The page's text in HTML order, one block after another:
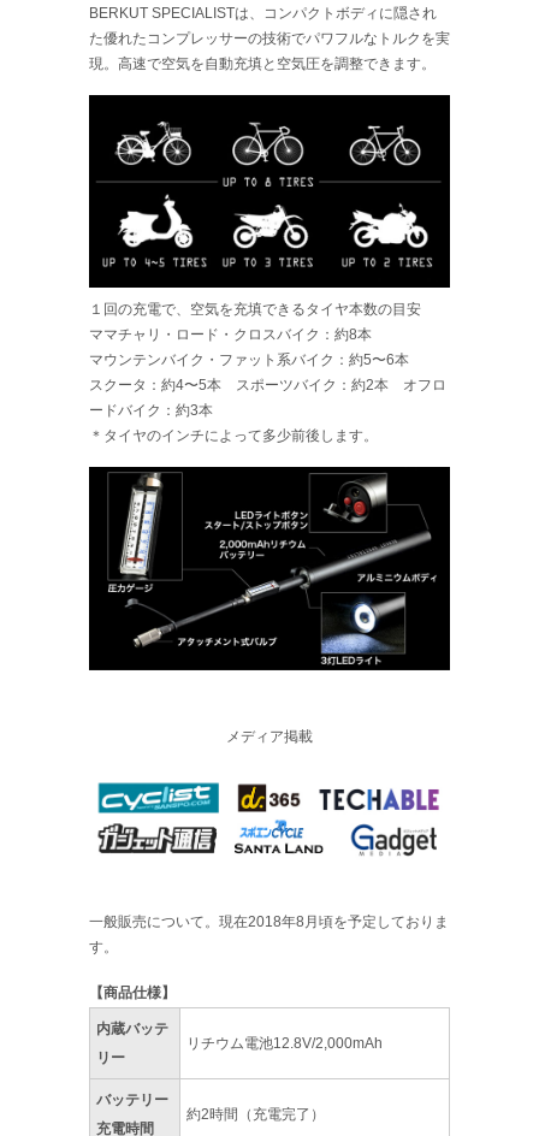
BERKUT SPECIALISTは、コンパクトボディに隠され
た優れたコンプレッサーの技術でパワフルなトルクを実
現。高速で空気を自動充填と空気圧を調整できます。
１回の充電で、空気を充填できるタイヤ本数の目安
ママチャリ・ロード・クロスバイク：約8本
マウンテンバイク・ファット系バイク：約5〜6本
スクータ：約4〜5本 スポーツバイク：約2本 オフロ
ードバイク：約3本
＊タイヤのインチによって多少前後します。
メディア掲載
一般販売について。現在2018年8月頃を予定しておりま
す。
【商品仕様】
内蔵バッテ
リー
リチウム電池12.8V/2,000mAh
バッテリー
充電時間
約2時間（充電完了）